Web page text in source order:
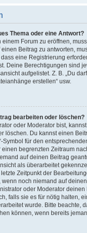
Thema oder eine Antwort?
Forum zu eröffnen,
Beitrag zu antworten,
eine Registrierung
Deine Berechtigungen sind
aufgelistet. Z. B. „Du
erstellen“ usw.
bearbeiten oder löschen?
oder Moderator bist,
löschen. Du kannst einen
Symbol für den
begrenzten Zeitraum
auf deinen Beitrag
als überarbeitet
Zeitpunkt der
wenn noch niemand auf
oder Moderator
falls sie es für nötig halten,
wurde. Bitte beachte,
können, wenn bereits